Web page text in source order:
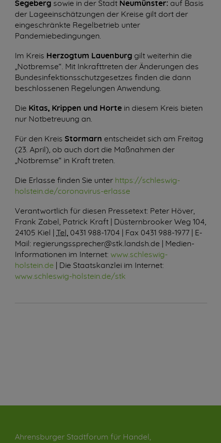
Segeberg sowie in der Stadt Neumünster: auf Basis
der Lageeinschätzungen der Kreise gilt dort der
eingeschränkte Regelbetrieb unter
Pandemiebedingungen.
Im Kreis Herzogtum Lauenburg gilt weiterhin die
„Notbremse“. Mit Inkrafttreten der Änderungen des
Bundesinfektionsschutzgesetzes finden die dann
beschlossenen Regelungen Anwendung.
Die Kitas, Krippen und Horte in diesem Kreis bieten
nur Notbetreuung an.
Für den Kreis Stormarn entscheidet sich am Freitag
(23. April), ob auch dort die Maßnahmen der
„Notbremse“ in Kraft treten.
Die Erlasse finden Sie unter https://schleswig-
holstein.de/coronavirus-erlasse
Verantwortlich für diesen Pressetext: Peter Höver,
Frank Zabel, Patrick Kraft | Düsternbrooker Weg 104,
24105 Kiel | Tel. 0431 988-1704 | Fax 0431 988-1977 |
E-
Mail : regierungssprecher@stk.landsh.de | Medien-
Informationen im Internet: www.schleswig-
holstein.de | Die Staatskanzlei im Internet:
www.schleswig-holstein.de/stk
Ahrensburger Stadtforum für Handel,